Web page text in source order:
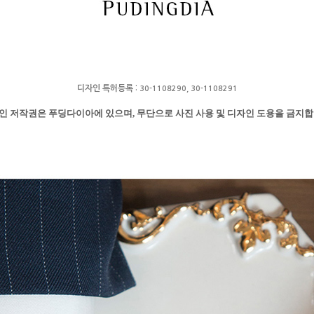
디자인 특허등록 : 30-1108290, 30-1108291
저작권은 푸딩다이아에 있으며, 무단으로 사진 사용 및 디자인 도용을 금지